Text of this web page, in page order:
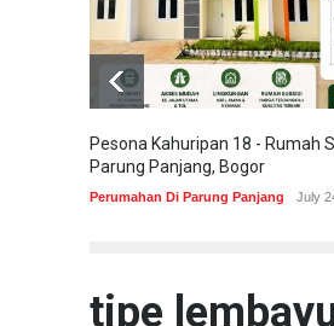
Pesona Kahuripan 18 - Rumah
Parung Panjang, Bogor
Perumahan Di Parung Panjang July
tipe